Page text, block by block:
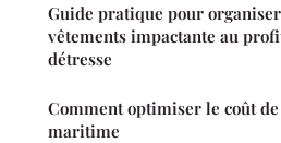
Guide pratique pour
vêtements impactante au
détresse
Comment optimiser le coût
maritime